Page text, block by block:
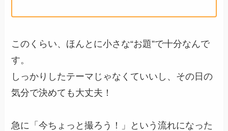
このくらい、ほんとに小さな“お題”で十分なんで
す。
しっかりしたテーマじゃなくていいし、その日の
気分で決めても大丈夫！
急に「今ちょっと撮ろう！」という流れになった